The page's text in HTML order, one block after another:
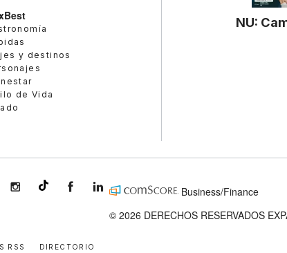
y destinos
de Vida
NU:
RSS DIRECTORIO
expansionmxexpansionmx ExpansionMex
expansion
Business/Finance
© 2026 DERECHOS RESERVADOS